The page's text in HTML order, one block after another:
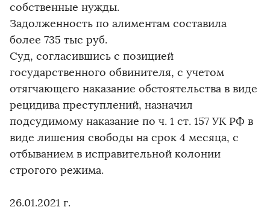
собственные нужды.
Задолженность по алиментам составила
более 735 тыс руб.
Суд, согласившись с позицией
государственного обвинителя, с учетом
отягчающего наказание обстоятельства в виде
рецидива преступлений, назначил
подсудимому наказание по ч. 1 ст. 157 УК РФ в
виде лишения свободы на срок 4 месяца, с
отбыванием в исправительной колонии
строгого режима.
26.01.2021 г.